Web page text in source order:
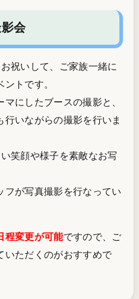
会
祝いして、ご家族一緒に
トです。
にしたブースの撮影と、
行いながらの撮影を行いま
笑顔や様子を素敵なお写
フが写真撮影を行なってい
程変更が可能ですので、ご
いただくのがおすすめで